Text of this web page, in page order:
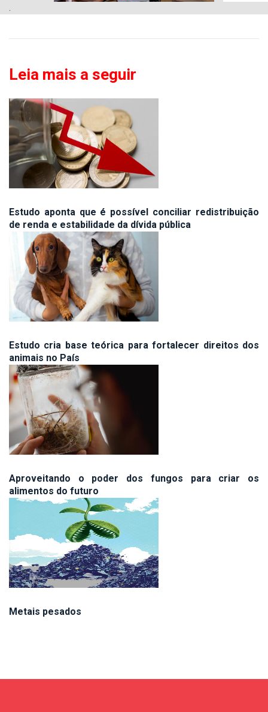
Leia mais a seguir
Estudo aponta que é possível conciliar redistribuição
de renda e estabilidade da dívida pública
Estudo cria base teórica para fortalecer direitos dos
animais no País
Aproveitando o poder dos fungos para criar os
alimentos do futuro
Metais pesados